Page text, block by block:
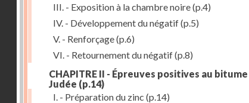
III. - Exposition à la chambre noire(p.4)
IV. - Développement du négatif(p.5)
V. - Renforçage(p.6)
VI. - Retournement du négatif(p.8)
CHAPITRE II - Épreuves positives au
Judée (p.14)
I. - Préparation du zinc (p.14)